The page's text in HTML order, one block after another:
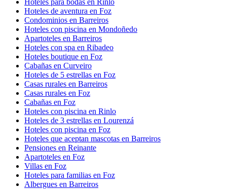
Hoteles para bodas en Rinlo
Hoteles de aventura en Foz
Condominios en Barreiros
Hoteles con piscina en Mondoñedo
Apartoteles en Barreiros
Hoteles con spa en Ribadeo
Hoteles boutique en Foz
Cabañas en Curveiro
Hoteles de 5 estrellas en Foz
Casas rurales en Barreiros
Casas rurales en Foz
Cabañas en Foz
Hoteles con piscina en Rinlo
Hoteles de 3 estrellas en Lourenzá
Hoteles con piscina en Foz
Hoteles que aceptan mascotas en Barreiros
Pensiones en Reinante
Apartoteles en Foz
Villas en Foz
Hoteles para familias en Foz
Albergues en Barreiros